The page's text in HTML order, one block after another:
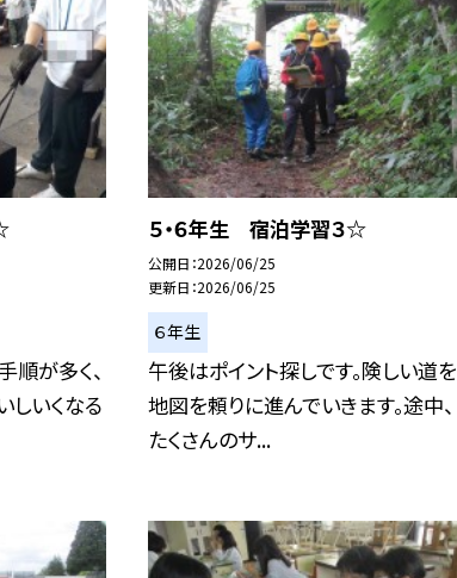
順が多く、
しいくなる
５・６年生 宿泊学習３☆
公開日 2026/06/25
更新日 2026/06/25
６年生
午後はポイント探しです。険しい道を
地図を頼りに進んでいきます。途中、
たくさんのサ...